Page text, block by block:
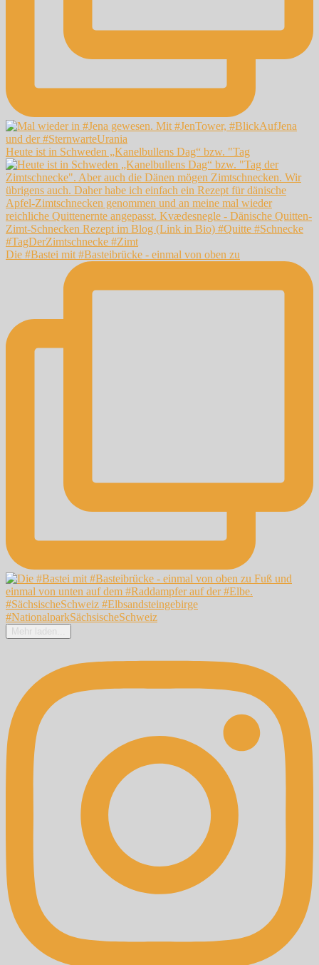
Heute ist in Schweden „Kanelbullens Dag“ bzw. "Tag
Die #Bastei mit #Basteibrücke - einmal von oben zu
Mehr laden...